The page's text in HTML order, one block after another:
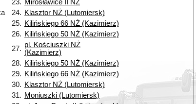
23. Mirosławice II NŻ
24. Klasztor NŻ (Lutomiersk)
25. Kilińskiego 66 NŻ (Kazimierz)
26. Kilińskiego 50 NŻ (Kazimierz)
27. pl. Kościuszki NŻ
(Kazimierz)
28. Kilińskiego 50 NŻ (Kazimierz)
29. Kilińskiego 66 NŻ (Kazimierz)
30. Klasztor NŻ (Lutomiersk)
31. Moniuszki (Lutomiersk)